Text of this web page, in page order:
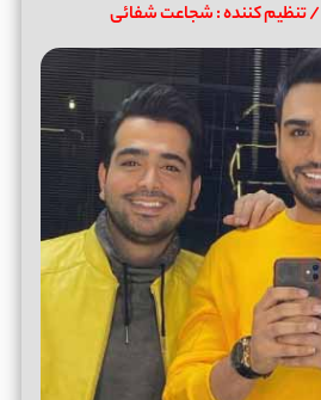
/ تنظیم کننده : شجاعت شفائی